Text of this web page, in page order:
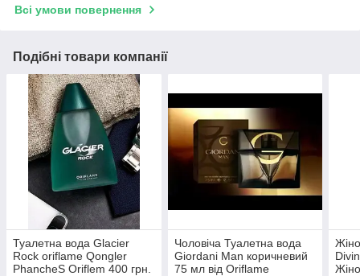
Всі умови повернення
Подібні товари компанії
Туалетна вода Glacier
Rock oriflame Qongler
PhancheS Oriflem 400 грн.
Чоловіча Туалетна вода
Giordani Man коричневий
75 мл від Oriflame